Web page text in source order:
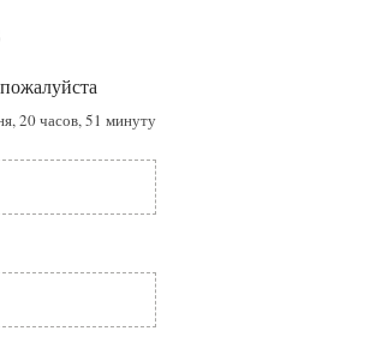
20 часов, 51 минуту